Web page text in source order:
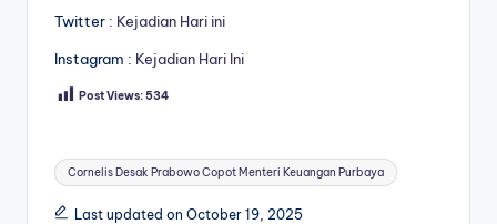
Twitter : Kejadian Hari ini
Instagram : Kejadian Hari Ini
Post Views:534
Tags:
Cornelis Desak Prabowo Copot Menteri Keuangan Purbaya
Last updated on October 19, 2025